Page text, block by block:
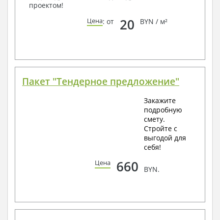
проектом!
Цена: от 20 BYN / м²
Пакет "Тендерное предложение"
Закажите
подробную
смету.
Стройте с
выгодой для
себя!
Цена 660 BYN.